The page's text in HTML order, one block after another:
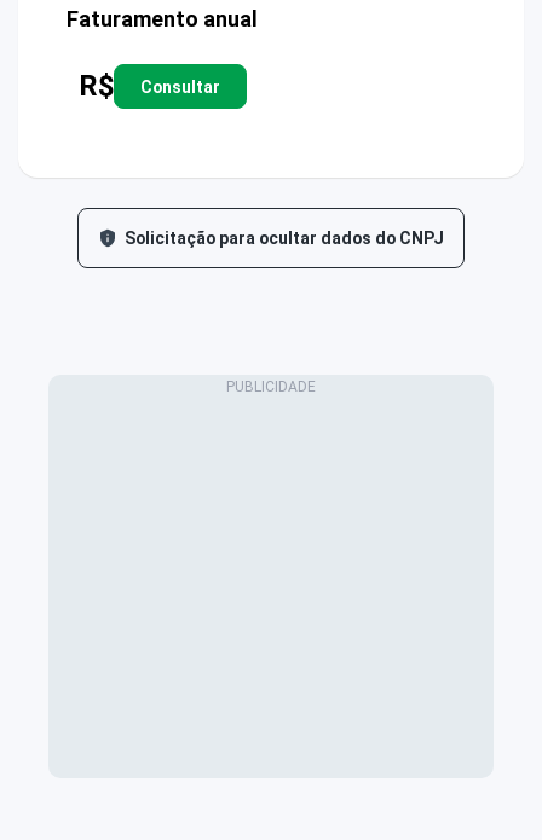
Faturamento anual
R$ Consultar
Solicitação para ocultar dados do CNPJ